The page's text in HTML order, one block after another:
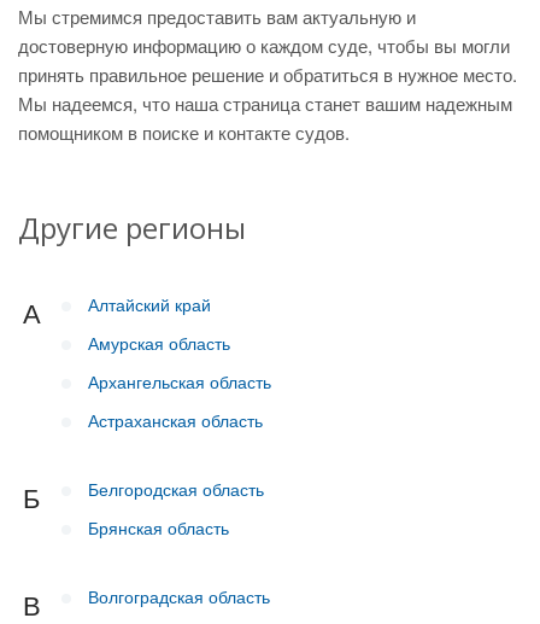
Мы стремимся предоставить вам актуальную и
достоверную информацию о каждом суде, чтобы вы могли
принять правильное решение и обратиться в нужное место.
Мы надеемся, что наша страница станет вашим надежным
помощником в поиске и контакте судов.
Другие регионы
А
Алтайский край
Амурская область
Архангельская область
Астраханская область
Б
Белгородская область
Брянская область
В
Волгоградская область